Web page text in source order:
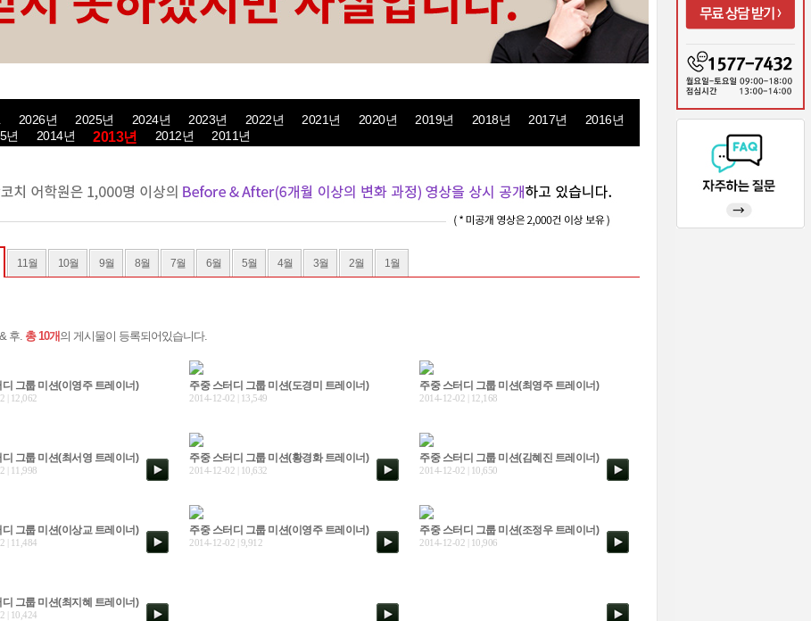
2026년 2025년 2024년 2023년 2022년 2021년 2020년 2019년 2018년 2017년
2016년
년
2014년 2013년 2012년 2011년
11월 10월 9월 8월 7월 6월 5월 4월 3월 2월 1월
후. 총 10개의 게시물이 등록되어있습니다.
디 그룹 미션(이영주 트레이너)
| 12,062
주중 스터디 그룹 미션(도경미 트레이너)
2014-12-02 | 13,549
주중 스터디 그룹 미션(최영주 트레이너)
2014-12-02 | 12,168
디 그룹 미션(최서영 트레이너)
| 11,998
주중 스터디 그룹 미션(황경화 트레이너)
2014-12-02 | 10,632
주중 스터디 그룹 미션(김혜진 트레이너)
2014-12-02 | 10,650
디 그룹 미션(이상교 트레이너)
| 11,484
주중 스터디 그룹 미션(이영주 트레이너)
2014-12-02 | 9,912
주중 스터디 그룹 미션(조정우 트레이너)
2014-12-02 | 10,906
디 그룹 미션(최지혜 트레이너)
| 10,424